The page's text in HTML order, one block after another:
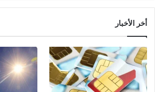
أخر الأخبار
​